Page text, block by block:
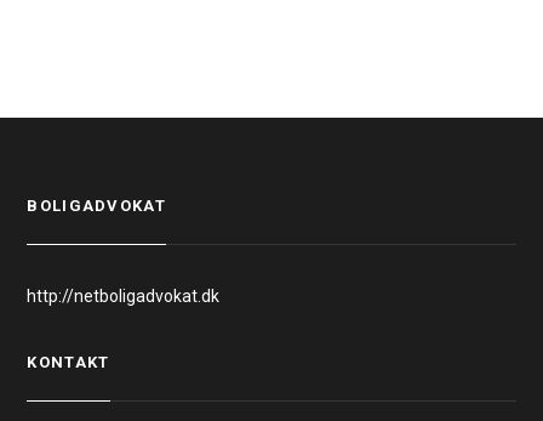
BOLIGADVOKAT
http://netboligadvokat.dk
KONTAKT